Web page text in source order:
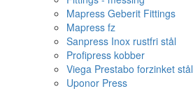
Mapress Geberit Fittings
Mapress fz
Sanpress Inox rustfri stål
Profipress kobber
Viega Prestabo forzinket stål
Uponor Press